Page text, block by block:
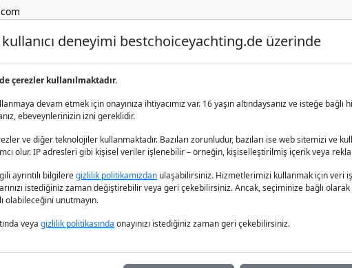
Lüks Yat Charter Yat Kiralama
kiralayın
deneyimi bestchoiceyachting.de üzerinde
çerezler kullanılmaktadır.
devam etmek için onayınıza ihtiyacımız var. 16 yaşın altındaysanız ve isteğe bağlı
ebeveynlerinizin izni gereklidir.
ve diğer teknolojiler kullanmaktadır. Bazıları zorunludur, bazıları ise web sitemizi ve
olur. IP adresleri gibi kişisel veriler işlenebilir – örneğin, kişiselleştirilmiş içerik veya
ayrıntılı bilgileregizlilik politikamızdan ulaşabilirsiniz. Hizmetlerimizi kullanmak için veri
istediğiniz zaman değiştirebilir veya geri çekebilirsiniz. Ancak, seçiminize bağlı
olabileceğini unutmayın.
veya gizlilik politikasında onayınızı istediğiniz zaman geri çekebilirsiniz.